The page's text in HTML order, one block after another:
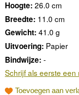
Hoogte: 26.0 cm
Breedte: 11.0 cm
Gewicht: 41.0 g
Uitvoering: Papier
Bindwijze: -
Schrijf als eerste een
Toevoegen aan